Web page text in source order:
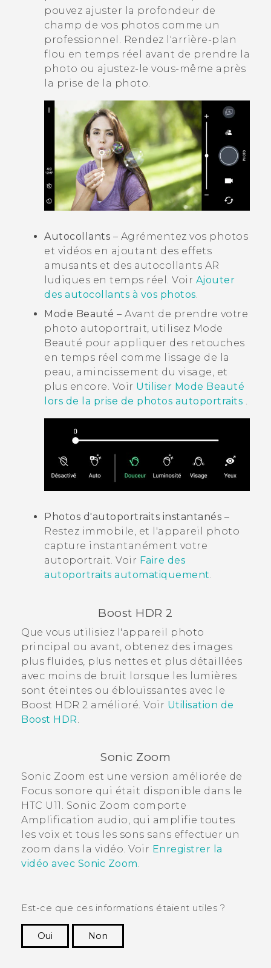
pouvez ajuster la profondeur de
champ de vos photos comme un
professionnel. Rendez l'arrière-plan
flou en temps réel avant de prendre la
photo ou ajustez-le vous-même après
la prise de la photo.
Autocollants – Agrémentez vos photos
et vidéos en ajoutant des effets
amusants et des autocollants AR
ludiques en temps réel. Voir Ajouter
des autocollants à vos photos.
Mode Beauté – Avant de prendre votre
photo autoportrait, utilisez Mode
Beauté pour appliquer des retouches
en temps réel comme lissage de la
peau, amincissement du visage, et
plus encore. Voir Utiliser Mode Beauté
lors de la prise de photos autoportraits .
Photos d'autoportraits instantanés –
Restez immobile, et l'appareil photo
capture instantanément votre
autoportrait. Voir Faire des
autoportraits automatiquement.
Boost HDR 2
Que vous utilisiez l'appareil photo
principal ou avant, obtenez des images
plus fluides, plus nettes et plus détaillées
avec moins de bruit lorsque les lumières
sont éteintes ou éblouissantes avec le
Boost HDR 2 amélioré. Voir Utilisation de
Boost HDR.
Sonic Zoom
Sonic Zoom est une version améliorée de
Focus sonore qui était disponible dans le
HTC U11. Sonic Zoom comporte
Amplification audio, qui amplifie toutes
les voix et tous les sons sans effectuer un
zoom dans la vidéo. Voir Enregistrer la
vidéo avec Sonic Zoom.
Est-ce que ces informations étaient utiles ?
Oui
Non